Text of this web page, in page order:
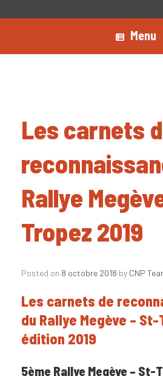
Menu
Les carnets
Rallye
Tropez 2019
Posted on 8 octobre 2018 by CNP
Les carnets de
du Rallye Megève –
édition 2019
5ème Rallye Megève – St-